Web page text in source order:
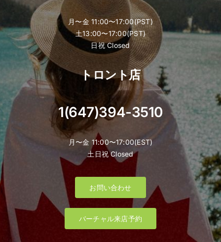
月〜金 11:00〜17:00(PST)
土13:00〜17:00(PST)
日祝 Closed
トロント店
1(647)394-3510
月〜金 11:00〜17:00(EST)
土日祝 Closed
お問い合わせ
バーチャル来店予約